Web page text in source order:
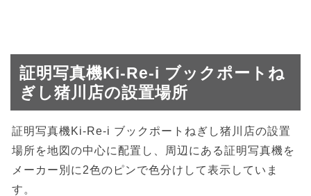
証明写真機Ki-Re-i ブックポートね
ぎし猪川店の設置場所
証明写真機Ki-Re-i ブックポートねぎし猪川店の設置
場所を地図の中心に配置し、周辺にある証明写真機を
メーカー別に2色のピンで色分けして表示していま
す。